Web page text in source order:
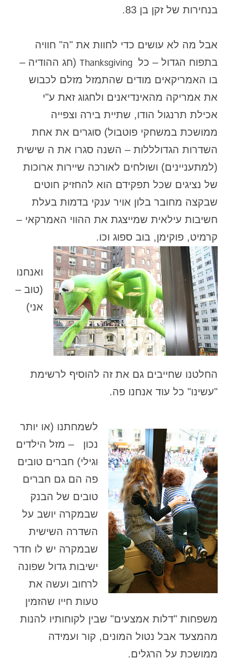
בנחירות של זקן בן 83.
אבל מה לא עושים כדי לחוות את "ה" חוויה
בתפוח הגדול – כל Thanksgiving (חג ההודיה –
בו האמריקאים מודים שהתמזל מזלם לכבוש
את אמריקה מהאינדיאנים ולחגוג זאת ע"י
אכילת תרנגול הודו, שתיית בירה וצפייה
ממושכת במשחקי פוטבול) סוגרים את אחת
השדרות הגדולללות – השנה סגרו את ה שישית
(למתעניינים) ושולחים לאורכה שיירות ארוכות
של נציגים שכל תפקידם הוא להחזיק חוטים
שבקצה מחובר בלון אויר ענקי בדמות בעלת
חשיבות עילאית שמייצגת את ההווי האמרקאי –
קרמיט, פוקימן, בוב ספוג וכו.
ואנחנו
(טוב –
אני)
החלטנו שחייבים גם את זה להוסיף לרשימת
"עשינו" כל עוד אנחנו פה.
לשמחתנו (או יותר
נכון – מזל הילדים
וגילי) חברים טובים
פה הם גם חברים
טובים של הבנק
שבמקרה יושב על
השדרה השישית
שבמקרה יש לו חדר
ישיבות גדול שפונה
לרחוב ועשה את
טעות חייו שהזמין
משפחות "דלות אמצעים" שבין לקוחותיו להנות
מהמצעד אבל נטול המונים, קור ועמידה
ממושכת על הרגלים.